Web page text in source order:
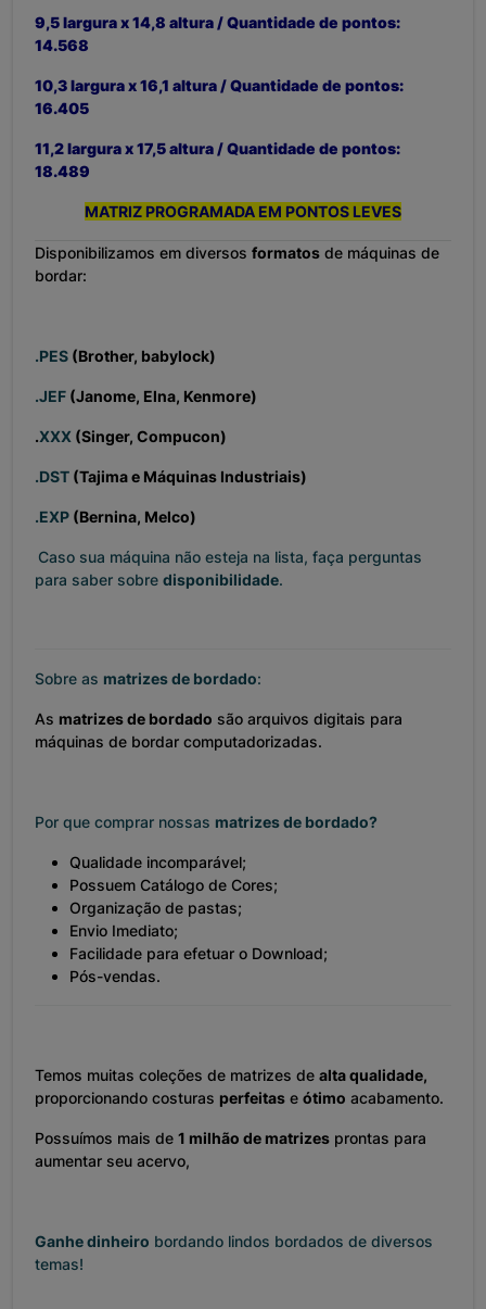
9,5 largura x 14,8 altura / Quantidade de pontos:
14.568
10,3 largura x 16,1 altura / Quantidade de pontos:
16.405
11,2 largura x 17,5 altura / Quantidade de pontos:
18.489
MATRIZ PROGRAMADA EM PONTOS LEVES
Disponibilizamos em diversos formatos de máquinas de
bordar:
.PES (Brother, babylock)
.JEF (Janome, Elna, Kenmore)
.XXX (Singer, Compucon)
.DST (Tajima e Máquinas Industriais)
.EXP (Bernina, Melco)
Caso sua máquina não esteja na lista, faça perguntas
para saber sobre disponibilidade.
Sobre as matrizes de bordado:
As matrizes de bordado são arquivos digitais para
máquinas de bordar computadorizadas.
Por que comprar nossas matrizes de bordado?
Qualidade incomparável;
Possuem Catálogo de Cores;
Organização de pastas;
Envio Imediato;
Facilidade para efetuar o Download;
Pós-vendas.
Temos muitas coleções de matrizes de alta qualidade,
proporcionando costuras perfeitas e ótimo acabamento.
Possuímos mais de 1 milhão de matrizes prontas para
aumentar seu acervo,
Ganhe dinheiro bordando lindos bordados de diversos
temas!